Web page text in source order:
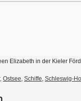
Elizabeth in der Kieler
, Ostsee, Schiffe, Schleswig-